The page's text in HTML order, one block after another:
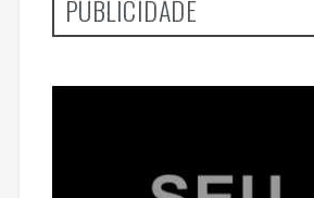
PUBLICIDADE